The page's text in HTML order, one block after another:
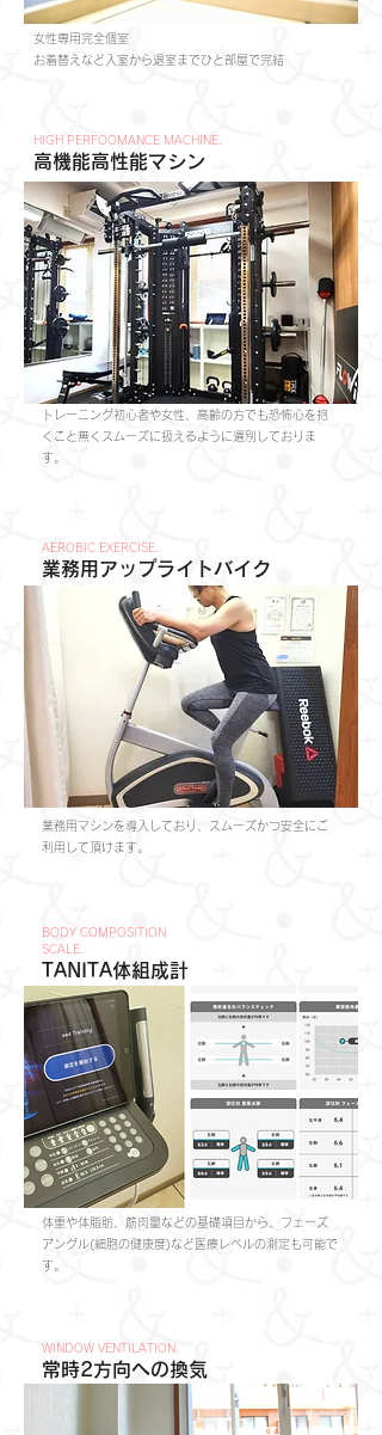
女性専用完全個室
​お着替えなど入室から退室までひと部屋で完結
HIGH PERFOOMANCE MACHINE.
高機能高性能マシン
トレーニング初心者や女性、高齢の方でも恐怖心を抱
くこと無くスムーズに扱えるように選別しておりま
す。
AEROBIC EXERCISE.
業務用アップライトバイク
​業務用マシンを導入しており、スムーズかつ安全にご
利用して頂けます。
BODY COMPOSITION
SCALE.
TANITA体組成計
体重や体脂肪、筋肉量などの基礎項目から、フェーズ
アングル(細胞の健康度)など医療レベルの測定も可能で
す。
WINDOW VENTILATION.
常時2方向への換気